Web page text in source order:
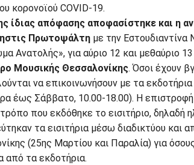
κορονοϊού COVID-19.
ίδιας απόφασης αποφασίστηκε και η
Πρωτοψάλτημε την Εστουδιαντίνα
Ανατολής», για αύριο 12 και μεθαύριο
Μουσικής Θεσσαλονίκης. Όσοι έχουν
να επικοινωνήσουν με τα
έως Σάββατο, 10.00-18.00). Η επιστροφή
τρόπο που εκδόθηκε το εισιτήριο, δηλαδή
τα εισιτήρια μέσω διαδικτύου και
(25ης Μαρτίου και Παραλία) για
από τα εκδοτήρια.